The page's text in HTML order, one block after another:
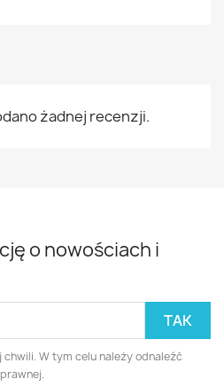
żadnej recenzji.
o nowościach i
W tym celu należy odnaleźć